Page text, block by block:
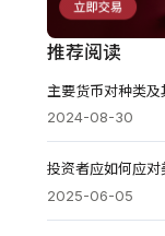
推荐阅读
2024-08-30
2025-06-05